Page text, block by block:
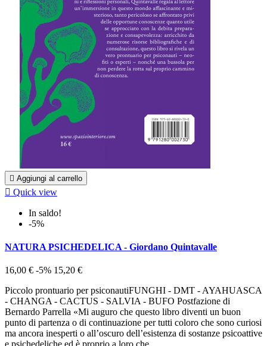
 Aggiungi al carrello
 Quick view
In saldo!
-5%
NATURA PSICHEDELICA - Giordano Quintavalle
16,00 € -5% 15,20 €
Piccolo prontuario per psiconautiFUNGHI - DMT - AYAHUASCA
- CHANGA - CACTUS - SALVIA - BUFO Postfazione di
Bernardo Parrella «Mi auguro che questo libro diventi un buon
punto di partenza o di continuazione per tutti coloro che sono curiosi
ma ancora inesperti o all’oscuro dell’esistenza di sostanze psicoattive